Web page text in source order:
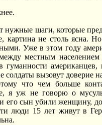
шаги, которые
не столь ясна.
Уже в этом году
местным
вызовут доверие
что чем больше
я уж не говорю о
сын убили женщину,
люди 15 лет живут в